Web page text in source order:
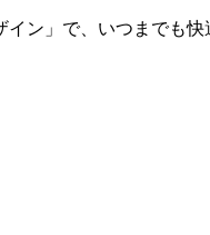
ン」で、いつまでも